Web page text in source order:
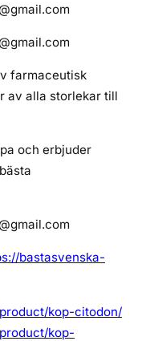
farmaceutisk
av alla storlekar till
och erbjuder
bastasvenska-
kop-citodon/
kop-